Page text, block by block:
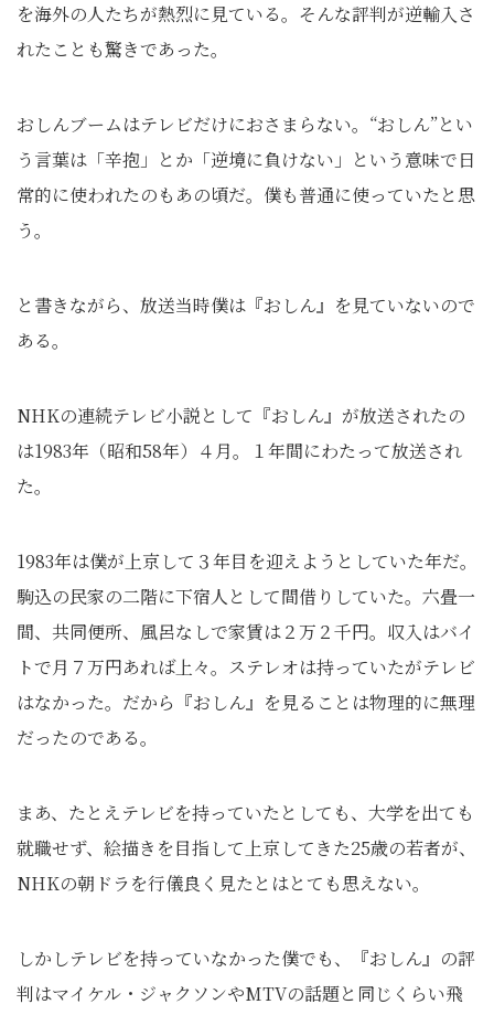
を海外の人たちが熱烈に見ている。そんな評判が逆輸入さ
れたことも驚きであった。
おしんブームはテレビだけにおさまらない。“おしん”とい
う言葉は「辛抱」とか「逆境に負けない」という意味で日
常的に使われたのもあの頃だ。僕も普通に使っていたと思
う。
と書きながら、放送当時僕は『おしん』を見ていないので
ある。
NHKの連続テレビ小説として『おしん』が放送されたの
は1983年（昭和58年）４月。１年間にわたって放送され
た。
1983年は僕が上京して３年目を迎えようとしていた年だ。
駒込の民家の二階に下宿人として間借りしていた。六畳一
間、共同便所、風呂なしで家賃は２万２千円。収入はバイ
トで月７万円あれば上々。ステレオは持っていたがテレビ
はなかった。だから『おしん』を見ることは物理的に無理
だったのである。
まあ、たとえテレビを持っていたとしても、大学を出ても
就職せず、絵描きを目指して上京してきた25歳の若者が、
NHKの朝ドラを行儀良く見たとはとても思えない。
しかしテレビを持っていなかった僕でも、『おしん』の評
判はマイケル・ジャクソンやMTVの話題と同じくらい飛